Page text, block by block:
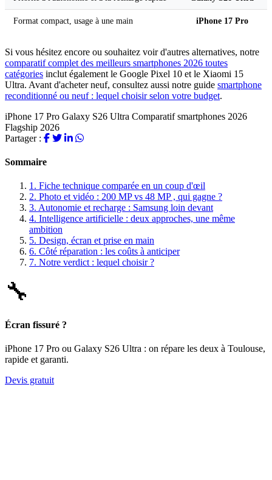
Format compact, usage à une main iPhone 17 Pro
Si vous hésitez encore ou souhaitez voir d'autres alternatives, notre
comparatif complet des meilleurs smartphones 2026 toutes
catégories inclut également le Google Pixel 10 et le Xiaomi 15
Ultra. Avant d'acheter neuf, consultez aussi notre guide smartphone
reconditionné ou neuf : lequel choisir selon votre budget.
iPhone 17 Pro Galaxy S26 Ultra Comparatif smartphones 2026
Flagship 2026
Partager :
Sommaire
1. Fiche technique comparée en un coup d'œil
2. Photo et vidéo : 200 MP vs 48 MP , qui gagne ?
3. Autonomie et recharge : Samsung loin devant
4. Intelligence artificielle : deux approches, une même
ambition
5. Design, écran et prise en main
6. Côté réparation : les coûts à anticiper
7. Notre verdict : lequel choisir ?
🔧
Écran fissuré ?
iPhone 17 Pro ou Galaxy S26 Ultra : on répare les deux à Toulouse,
rapide et garanti.
Devis gratuit